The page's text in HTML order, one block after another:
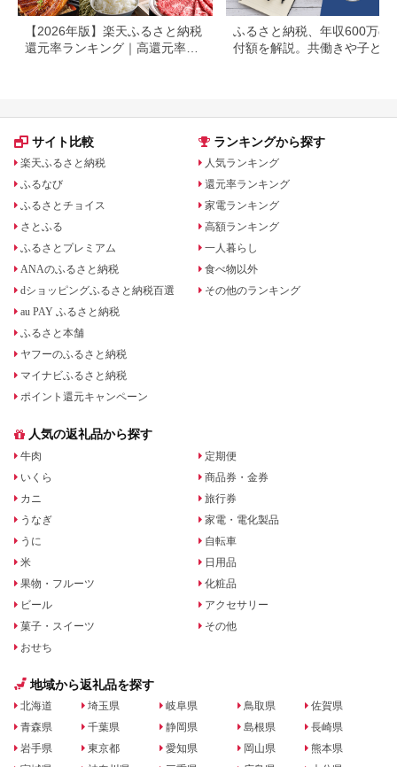
【2026年版】楽天ふるさと納税
還元率ランキング｜高還元率返
ふるさと納税、年収600万の
付額を解説。共働きや子ども
サイト比較
楽天ふるさと納税
ふるなび
ふるさとチョイス
さとふる
ふるさとプレミアム
ANAのふるさと納税
dショッピングふるさと納税百選
au PAY ふるさと納税
ふるさと本舗
ヤフーのふるさと納税
マイナビふるさと納税
ポイント還元キャンペーン
ランキングから探す
人気ランキング
還元率ランキング
家電ランキング
高額ランキング
一人暮らし
食べ物以外
その他のランキング
人気の返礼品から探す
牛肉
いくら
カニ
うなぎ
うに
米
果物・フルーツ
ビール
菓子・スイーツ
おせち
定期便
商品券・金券
旅行券
家電・電化製品
自転車
日用品
化粧品
アクセサリー
その他
地域から返礼品を探す
北海道
青森県
岩手県
埼玉県
千葉県
東京都
岐阜県
静岡県
愛知県
鳥取県
島根県
岡山県
佐賀県
長崎県
熊本県